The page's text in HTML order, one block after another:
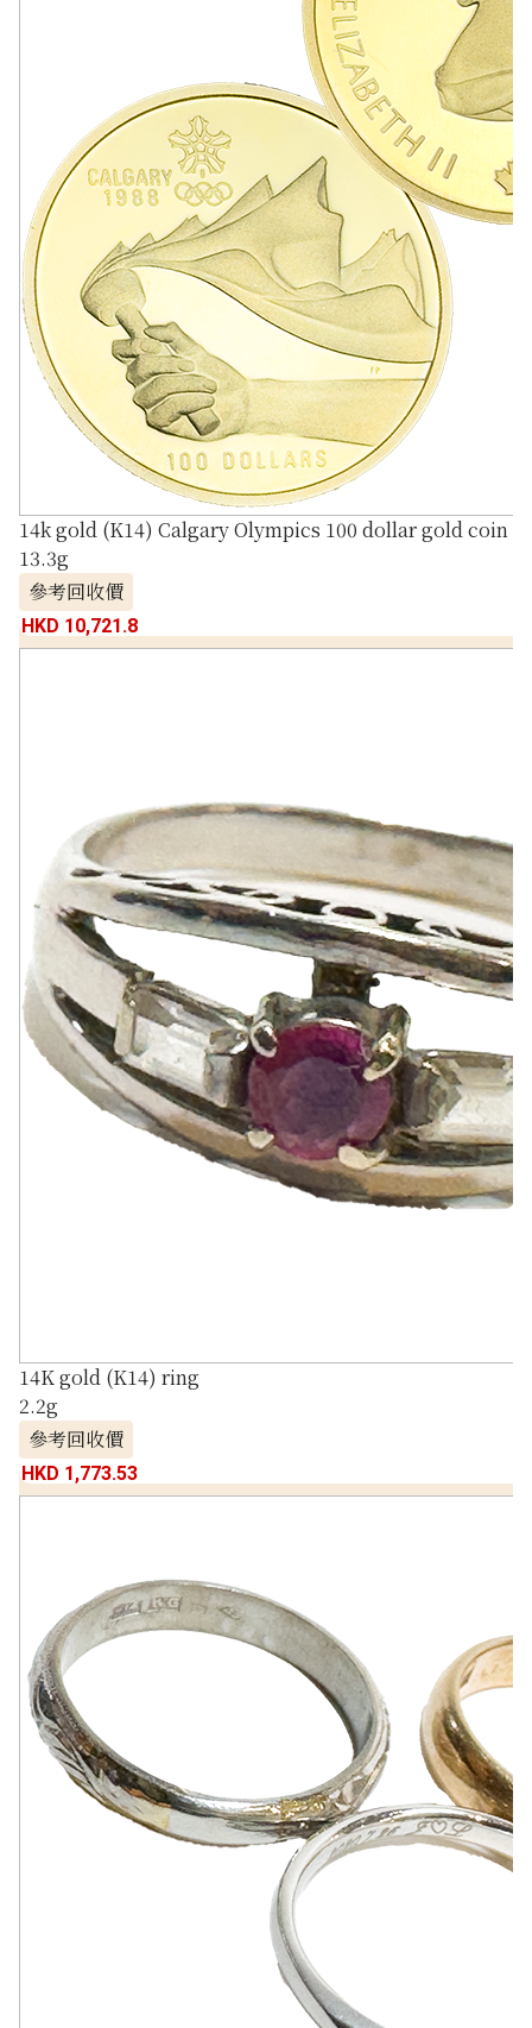
14k gold (K14) Calgary Olympics 100 dollar gold coin
13.3g
參考回收價
HKD 10,721.8
14K gold (K14) ring
2.2g
參考回收價
HKD 1,773.53